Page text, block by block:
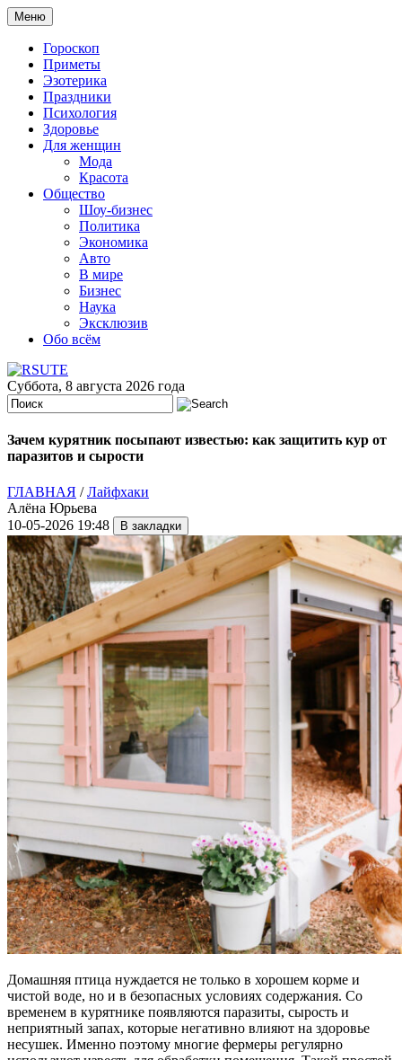
Меню
Гороскоп
Приметы
Эзотерика
Праздники
Психология
Здоровье
Для женщин
Мода
Красота
Общество
Шоу-бизнес
Политика
Экономика
Авто
В мире
Бизнес
Наука
Эксклюзив
Обо всём
Суббота, 8 августа 2026 года
Зачем курятник посыпают известью: как защитить кур от
паразитов и сырости
ГЛАВНАЯ /Лайфхаки
Алёна Юрьева
10-05-2026 19:48
Домашняя птица нуждается не только в хорошем корме и
чистой воде, но и в безопасных условиях содержания. Со
временем в курятнике появляются паразиты, сырость и
неприятный запах, которые негативно влияют на здоровье
несушек. Именно поэтому многие фермеры регулярно